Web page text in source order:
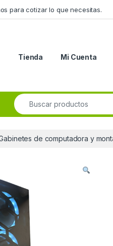
para cotizar lo que necesitas.
Tienda Mi Cuenta
Search for:
de computadora y